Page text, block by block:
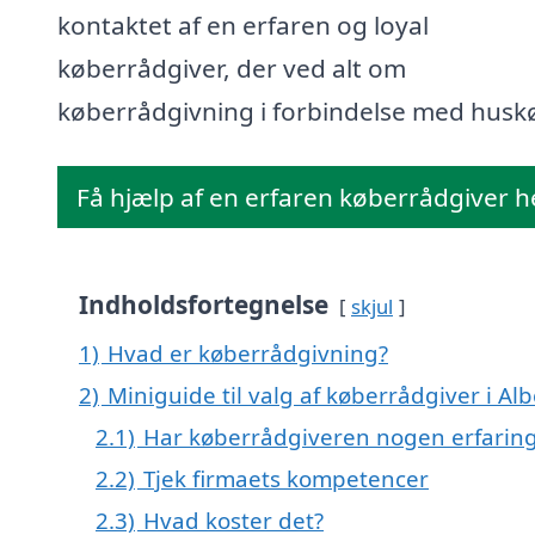
kontaktet af en erfaren og loyal
køberrådgiver, der ved alt om
køberrådgivning i forbindelse med
Få hjælp af en erfaren køberrådgiver
Indholdsfortegnelse skjul
1) Hvad er køberrådgivning?
2) Miniguide til valg af køberrådgiver i
2.1) Har køberrådgiveren nogen
2.2) Tjek firmaets kompetencer
2.3) Hvad koster det?